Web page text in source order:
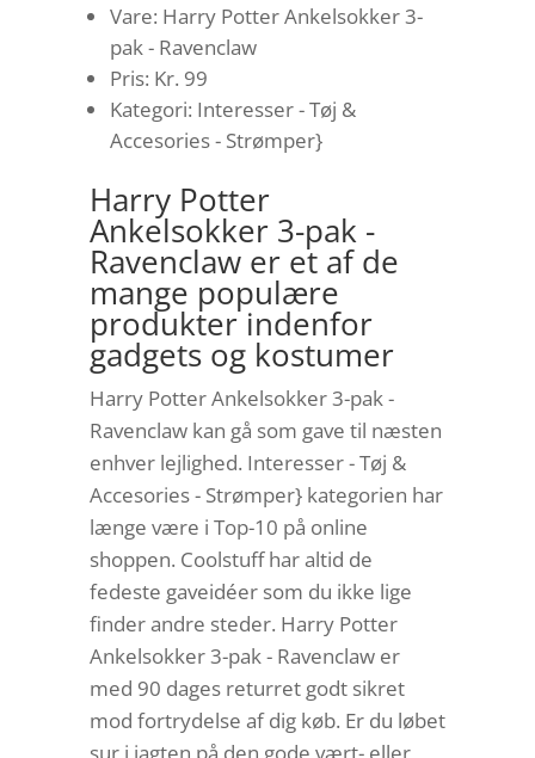
Vare: Harry Potter Ankelsokker 3-
pak - Ravenclaw
Pris: Kr. 99
Kategori: Interesser - Tøj &
Accesories - Strømper}
Harry Potter
Ankelsokker 3-pak -
Ravenclaw er et af de
mange populære
produkter indenfor
gadgets og kostumer
Harry Potter Ankelsokker 3-pak -
Ravenclaw kan gå som gave til næsten
enhver lejlighed. Interesser - Tøj &
Accesories - Strømper} kategorien har
længe være i Top-10 på online
shoppen. Coolstuff har altid de
fedeste gaveidéer som du ikke lige
finder andre steder. Harry Potter
Ankelsokker 3-pak - Ravenclaw er
med 90 dages returret godt sikret
mod fortrydelse af dig køb. Er du løbet